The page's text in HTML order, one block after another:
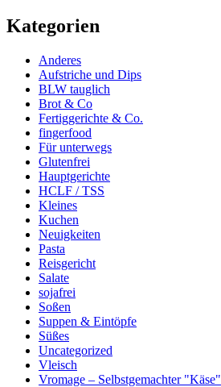
Kategorien
Anderes
Aufstriche und Dips
BLW tauglich
Brot & Co
Fertiggerichte & Co.
fingerfood
Für unterwegs
Glutenfrei
Hauptgerichte
HCLF / TSS
Kleines
Kuchen
Neuigkeiten
Pasta
Reisgericht
Salate
sojafrei
Soßen
Suppen & Eintöpfe
Süßes
Uncategorized
Vleisch
Vromage – Selbstgemachter "Käse"